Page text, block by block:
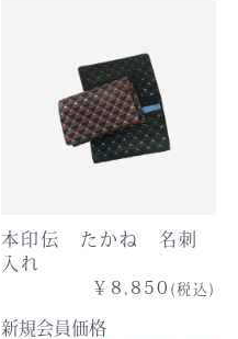
本印伝 たかね 名刺
入れ
￥8,850 (税込)
新規会員価格